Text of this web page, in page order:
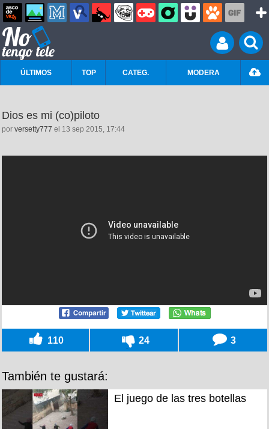
ÚLTIMOS TOP CATEG. MODERA
Dios es mi (co)piloto
por versetty777 el 13 sep 2015, 17:44
110 24 3
También te gustará:
El juego de las tres botellas